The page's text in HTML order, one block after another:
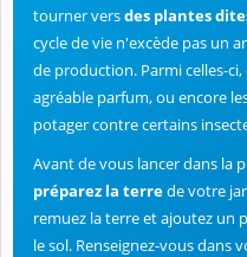
tourner versdes plantes
cycle de vie n'excède pas un
de production. Parmi celles-
agréable parfum, ou encore
potager contre certains
Avant de vous lancer dans la
préparez la terrede votre
remuez la terre et ajoutez un
le sol. Renseignez-vous dans